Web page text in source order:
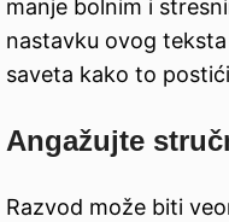
manje bolnim i
nastavku ovog
saveta kako to
Angažujte
Razvod može biti